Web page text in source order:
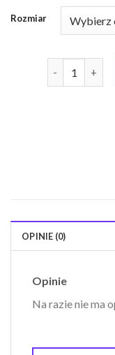
Rozmiar
ilość damska
OPINIE (0)
Opinie
Na razie nie ma